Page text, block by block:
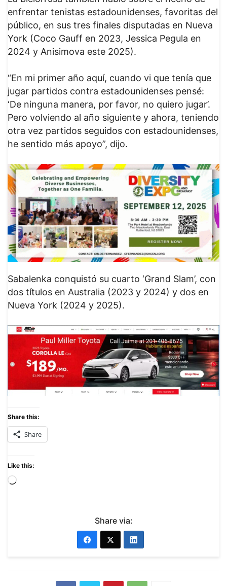
enfrentar tenistas estadounidenses, favoritas del
público, en sus tres finales disputadas en Nueva
York (Coco Gauff en 2023, Jessica Pegula en
2024 y Anisimova este 2025).
“En mi primer año aquí, cuando vi que tenía que
jugar partidos contra estadounidenses pensé:
‘De ninguna manera, por favor, no quiero jugar’.
Pero volviendo al año siguiente y ahora, teniendo
otra vez partidos seguidos con estadounidenses,
he sentido más apoyo”, dijo.
Sabalenka conquistó su cuarto ‘Grand Slam’, con
dos títulos en Australia (2023 y 2024) y dos en
Nueva York (2024 y 2025).
Share this:
Share
Like this:
Share via: